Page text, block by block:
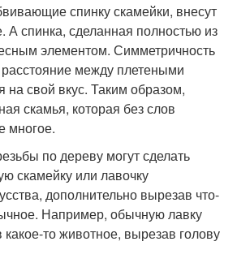
спинку скамейки, внесут
А спинка, сделанная полностью из
элементом. Симметричность
между плетеными
на свой вкус. Таким образом,
скамья, которая без слов
многое.
по дереву могут сделать
скамейку или лавочку
дополнительно вырезав что-
Например, обычную лавку
то животное, вырезав голову